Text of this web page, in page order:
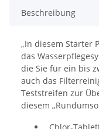
Beschreibung
„In diesem Starter
das
die Sie für ein bis
auch das
Teststreifen zur
diesem